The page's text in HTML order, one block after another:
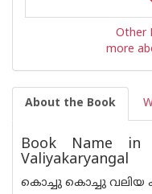
Other
more
About the Book
Book Name in
Valiyakaryangal
കൊച്ചു കൊച്ചു വലിയ